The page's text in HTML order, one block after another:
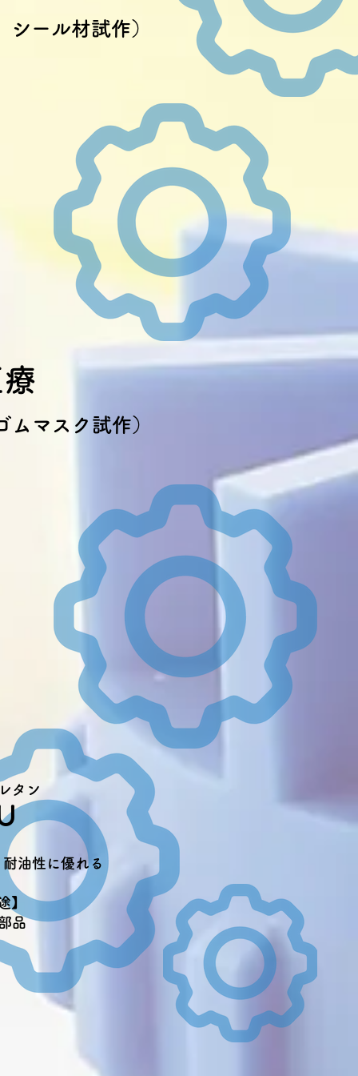
ール材試作）
ムマスク試作）
油性に優れる
】
品
タン